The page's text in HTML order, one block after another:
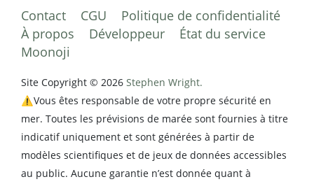
Contact CGU
Politique de confidentialité
À propos
Développeur
État du service
Moonoji
Site Copyright © 2026 Stephen Wright.
⚠️Vous êtes responsable de votre propre sécurité en
mer. Toutes les prévisions de marée sont fournies à titre
indicatif uniquement et sont générées à partir de
modèles scientifiques et de jeux de données accessibles
au public. Aucune garantie n’est donnée quant à